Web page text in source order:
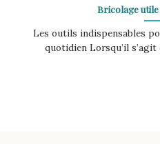
Bricolage
Les outils indispensables
quotidien Lorsqu’il